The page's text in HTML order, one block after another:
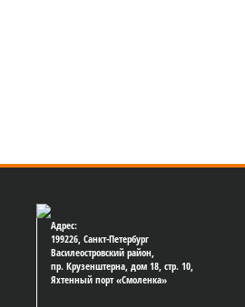
Адрес:
199226, Санкт-Петербург
Василеостровский район,
пр. Крузенштерна, дом 18, стр. 10,
Яхтенный порт «Смоленка»